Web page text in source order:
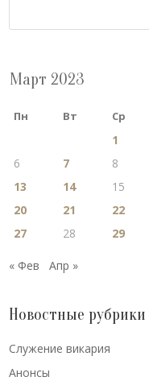
Март 2023
Пн Вт Ср
1
6
7 8
13
14 15
20
21 22
27
28 29
« Фев Апр »
Новостные рубрики
Cлужение викария
Анонсы